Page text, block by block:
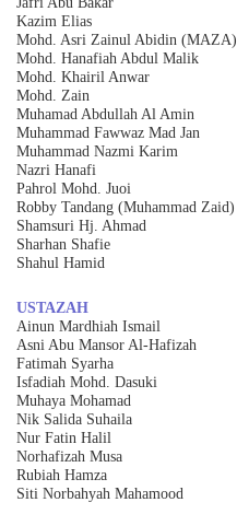
Kazim Elias
Mohd. Asri Zainul Abidin (MAZA)
Mohd. Hanafiah Abdul Malik
Mohd. Khairil Anwar
Mohd. Zain
Muhamad Abdullah Al Amin
Muhammad Fawwaz Mad Jan
Muhammad Nazmi Karim
Nazri Hanafi
Pahrol Mohd. Juoi
Robby Tandang (Muhammad Zaid)
Shamsuri Hj. Ahmad
Sharhan Shafie
Shahul Hamid
USTAZAH
Ainun Mardhiah Ismail
Asni Abu Mansor Al-Hafizah
Fatimah Syarha
Isfadiah Mohd. Dasuki
Muhaya Mohamad
Nik Salida Suhaila
Nur Fatin Halil
Norhafizah Musa
Rubiah Hamza
Siti Norbahyah Mahamood